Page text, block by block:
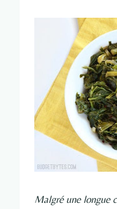
Malgré une longue